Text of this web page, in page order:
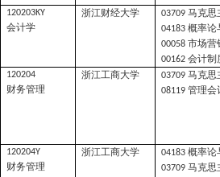
120203KY
会计学
浙江财经大学 03709马克思
04183概率论
00058市场营
00162会计制
120204
财务管理
浙江工商大学 03709马克思
08119管理会
120204Y
财务管理
浙江工商大学 04183概率论
03709马克思